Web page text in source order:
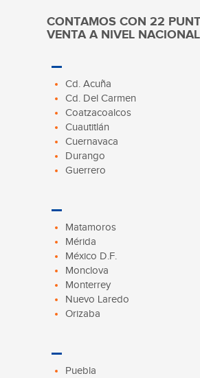
CONTAMOS CON 22
VENTA A NIVEL NACIONAL
Cd. Acuña
Cd. Del Carmen
Coatzacoalcos
Cuautitlán
Cuernavaca
Durango
Guerrero
Matamoros
Mérida
México D.F.
Monclova
Monterrey
Nuevo Laredo
Orizaba
Puebla